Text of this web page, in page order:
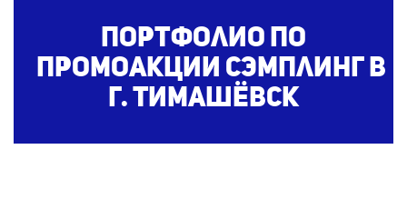
Портфолио по
промоакции сэмплингв
г. Тимашёвск